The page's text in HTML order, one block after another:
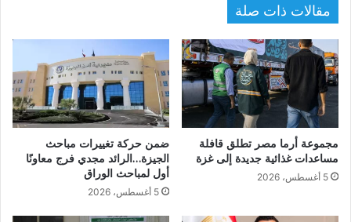
مقالات ذات صلة
مجموعة أرما مصر تطلق قافلة
مساعدات غذائية جديدة إلى غزة
5 أغسطس، 2026
ضمن حركة تغييرات مباحث
الجيزة…الرائد مجدي فرج معاونًا
أول لمباحث الوراق
5 أغسطس، 2026